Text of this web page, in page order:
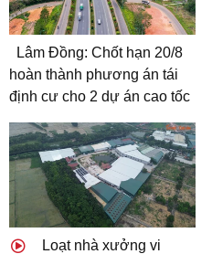
Lâm Đồng: Chốt hạn 20/8
hoàn thành phương án tái
định cư cho 2 dự án cao tốc
Loạt nhà xưởng vi